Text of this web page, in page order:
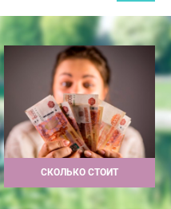
СКОЛЬКО СТОИТ